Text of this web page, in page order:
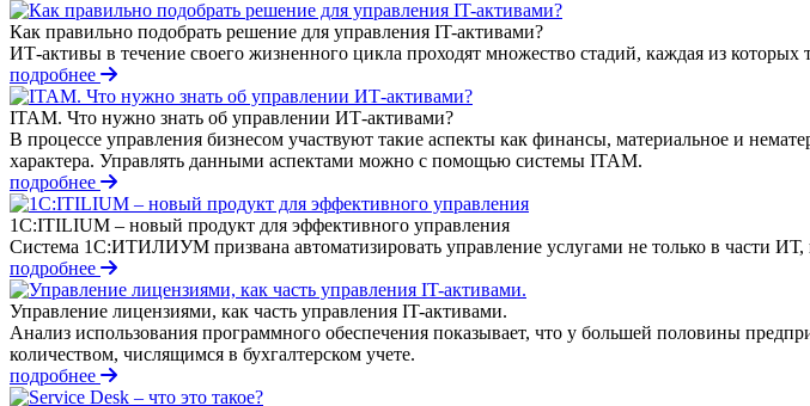
Как правильно подобрать решение для управления IT-активами?
ИТ-активы в течение своего жизненного цикла проходят множество стадий, каждая из которых
подробнее
ITAM. Что нужно знать об управлении ИТ-активами?
В процессе управления бизнесом участвуют такие аспекты как финансы, материальное и
характера. Управлять данными аспектами можно с помощью системы ITAM.
подробнее
1С:ITILIUM – новый продукт для эффективного управления
Система 1С:ИТИЛИУМ призвана автоматизировать управление услугами не только в части ИТ,
подробнее
Управление лицензиями, как часть управления IT-активами.
Анализ использования программного обеспечения показывает, что у большей половины
количеством, числящимся в бухгалтерском учете.
подробнее